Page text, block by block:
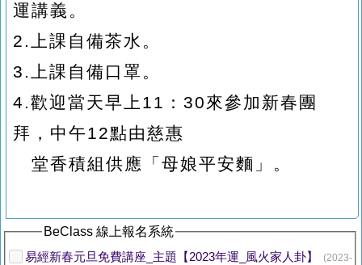
運講義。
2.上課自備茶水。
3.上課自備口罩。
4.歡迎當天早上11：30來參加新春團
拜，中午12點由慈惠
堂香積組供應「母娘平安麵」。
BeClass 線上報名系統
易經新春元旦免費講座_主題【2023年運_風火家人卦】
(2023-